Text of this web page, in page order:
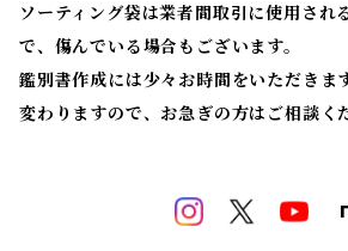
ソーティング袋は業者間取引に使用され
で、傷んでいる場合もございます。
鑑別書作成には少々お時間をいただきま
変わりますので、お急ぎの方はご相談く